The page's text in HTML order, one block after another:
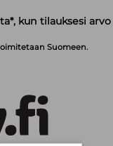
kun tilauksesi arvo
Suomeen.